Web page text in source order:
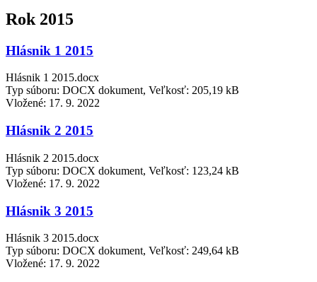
Rok 2015
Hlásnik 1 2015
Hlásnik 1 2015.docx
Typ súboru: DOCX dokument, Veľkosť: 205,19 kB
Vložené: 17. 9. 2022
Hlásnik 2 2015
Hlásnik 2 2015.docx
Typ súboru: DOCX dokument, Veľkosť: 123,24 kB
Vložené: 17. 9. 2022
Hlásnik 3 2015
Hlásnik 3 2015.docx
Typ súboru: DOCX dokument, Veľkosť: 249,64 kB
Vložené: 17. 9. 2022